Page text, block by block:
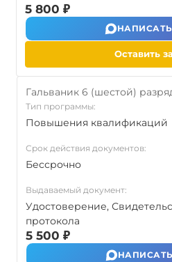
5 800 ₽
НАПИСАТЬ
Оставить
Гальваник 6 (шестой)
Тип программы:
Повышения квалификаций
Срок действия документов:
Бессрочно
Выдаваемый документ:
Удостоверение,
протокола
5 500 ₽
НАПИСАТЬ